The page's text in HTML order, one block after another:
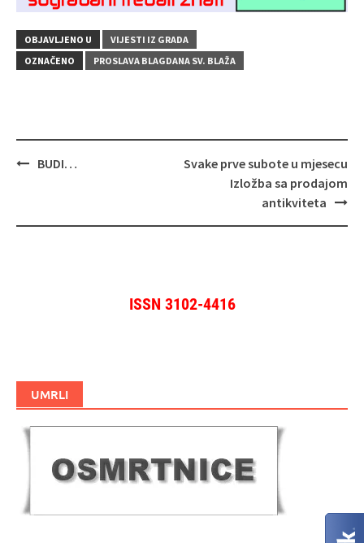
OBJAVLJENO U
VIJESTI IZ GRADA
OZNAČENO
PROSLAVA BLAGDANA SV. BLAŽA
Navigacija
BUDI…
Svake prve subote u mjesecu
Izložba sa prodajom
antikviteta
ISSN 3102-4416
UMRLI